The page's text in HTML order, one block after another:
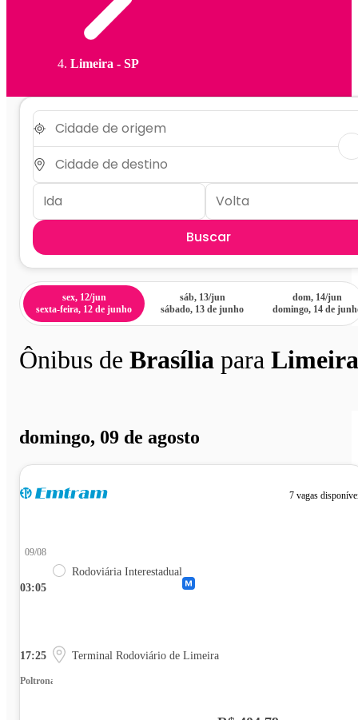
Limeira - SP
Buscar
sex, 12/jun
sexta-feira, 12 de junho
sáb, 13/jun
sábado, 13 de junho
dom, 14/jun
domingo, 14 de
Ônibus de Brasília para Limeira
domingo, 09 de agosto
7 vagas
03:05
09/08
Rodoviária Interestadual
17:25 Terminal Rodoviário de Limeira
Poltrona